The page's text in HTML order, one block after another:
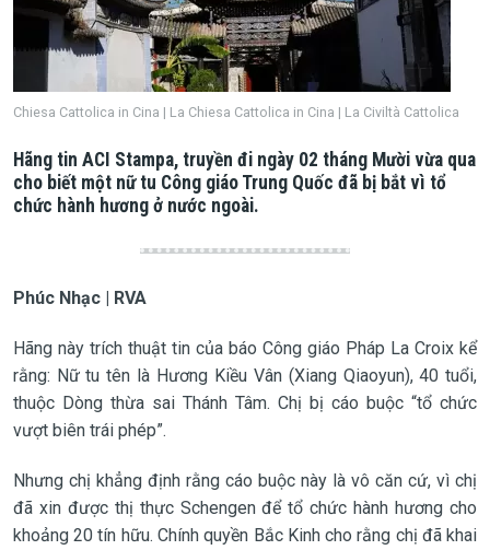
Chiesa Cattolica in Cina | La Chiesa Cattolica in Cina | La Civiltà Cattolica
Hãng tin ACI Stampa, truyền đi ngày 02 tháng Mười vừa qua
cho biết một nữ tu Công giáo Trung Quốc đã bị bắt vì tổ
chức hành hương ở nước ngoài.
Phúc Nhạc | RVA
Hãng này trích thuật tin của báo Công giáo Pháp La Croix kể
rằng: Nữ tu tên là Hương Kiều Vân (Xiang Qiaoyun), 40 tuổi,
thuộc Dòng thừa sai Thánh Tâm. Chị bị cáo buộc “tổ chức
vượt biên trái phép”.
Nhưng chị khẳng định rằng cáo buộc này là vô căn cứ, vì chị
đã xin được thị thực Schengen để tổ chức hành hương cho
khoảng 20 tín hữu. Chính quyền Bắc Kinh cho rằng chị đã khai